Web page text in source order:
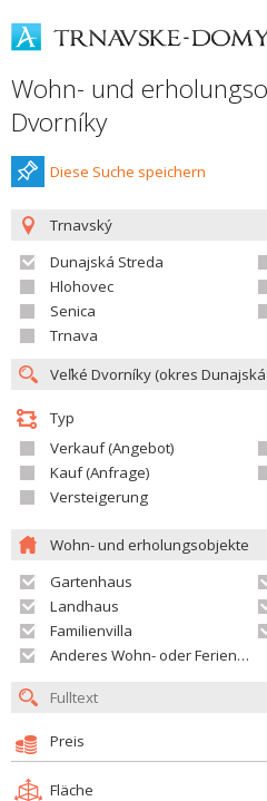
Wohn- und
Dvorníky
Diese Suche speichern
Trnavský
Dunajská Streda
Hlohovec
Senica
Trnava
Typ
Verkauf (Angebot)
Kauf (Anfrage)
Versteigerung
Wohn- und erholungsobjekte
Gartenhaus
Landhaus
Familienvilla
Anderes Wohn- oder Ferienobjekt
Preis
Fläche